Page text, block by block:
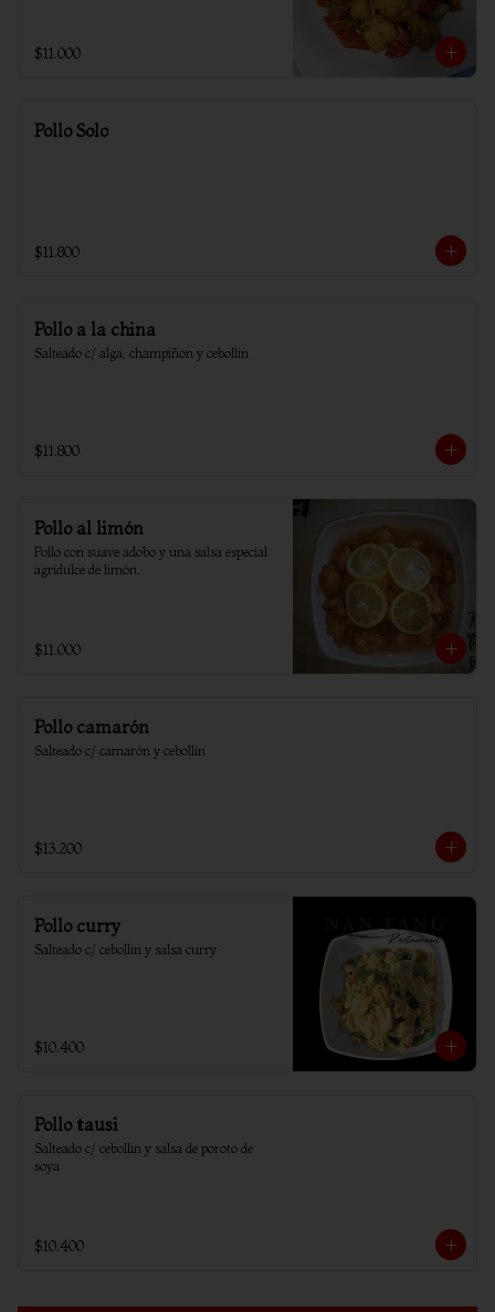
$11.000
Pollo Solo
$11.800
Pollo a la china
Salteado c/ alga, champiñon y cebollin
$11.800
Pollo al limón
Pollo con suave adobo y una salsa especial
agridulce de limón.
$11.000
Pollo camarón
Salteado c/ camarón y cebollín
$13.200
Pollo curry
Salteado c/ cebollin y salsa curry
$10.400
Pollo tausi
Salteado c/ cebollin y salsa de poroto de
soya
$10.400